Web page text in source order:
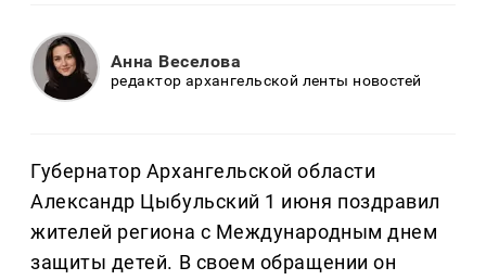
Анна Веселова
редактор архангельской ленты новостей
Губернатор Архангельской области
Александр Цыбульский 1 июня поздравил
жителей региона с Международным днем
защиты детей. В своем обращении он